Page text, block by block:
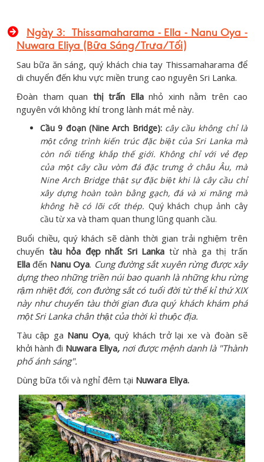
Ngày 3: Thissamaharama - Ella - Nanu Oya -
Nuwara Eliya (Bữa Sáng/Trưa/Tối)
Sau bữa ăn sáng, quý khách chia tay Thissamaharama để
di chuyển đến khu vực miền trung cao nguyên Sri Lanka.
Đoàn tham quan thị trấn Ellanhỏ xinh nằm trên cao
nguyên với không khí trong lành mát mẻ này.
Cầu 9 đoạn (Nine Arch Bridge): cây cầu không chỉ là
một công trình kiến trúc đặc biệt của Sri Lanka mà
còn nổi tiếng khắp thế giới. Không chỉ với vẻ đẹp
của một cây cầu vòm đá đặc trưng ở châu Âu, mà
Nine Arch Bridge thật sự đặc biệt khi là cây cầu chỉ
xây dựng hoàn toàn bằng gạch, đá và xi măng mà
không hề có lõi cốt thép. Quý khách chụp ảnh cây
cầu từ xa và tham quan thung lũng quanh cầu.
Buổi chiều, quý khách sẽ dành thời gian trải nghiệm trên
chuyến tàu hỏa đẹp nhất Sri Lanka từ nhà ga thị trấn
Ella đến Nanu Oya. Cung đường sắt xuyên rừng được xây
dựng theo những triền núi bao quanh là những khu rừng
rậm nhiệt đới, con đường sắt có tuổi đời từ thế kỉ thứ XIX
này như chuyến tàu thời gian đưa quý khách khám phá
một Sri Lanka chân thật của thời kì thuộc địa.
Tàu cập ga Nanu Oya, quý khách trở lại xe và đoàn sẽ
khởi hành đi Nuwara Eliya, nơi được mệnh danh là "Thành
phố ánh sáng".
Dùng bữa tối và nghỉ đêm tại Nuwara Eliya.